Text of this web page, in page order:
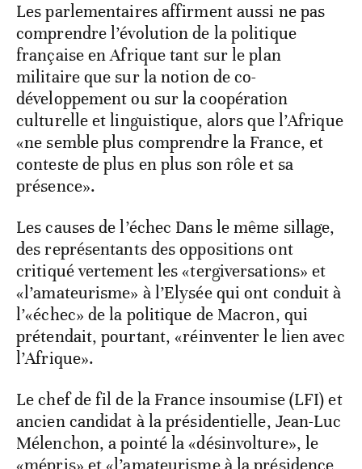
Les parlementaires affirment aussi ne pas
comprendre l’évolution de la politique
française en Afrique tant sur le plan
militaire que sur la notion de co-
développement ou sur la coopération
culturelle et linguistique, alors que l’Afrique
«ne semble plus comprendre la France, et
conteste de plus en plus son rôle et sa
présence».
Les causes de l’échec Dans le même sillage,
des représentants des oppositions ont
critiqué vertement les «tergiversations» et
«l’amateurisme» à l’Elysée qui ont conduit à
l’«échec» de la politique de Macron, qui
prétendait, pourtant, «réinventer le lien avec
l’Afrique».
Le chef de fil de la France insoumise (LFI) et
ancien candidat à la présidentielle, Jean-Luc
Mélenchon, a pointé la «désinvolture», le